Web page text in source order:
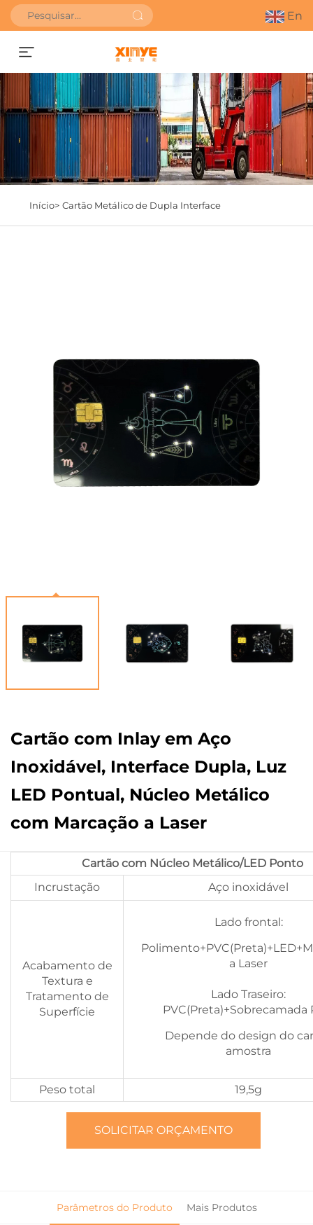
En
SOLICITAR ORÇAMENTO
Início> Cartão Metálico de Dupla Interface
Cartão com Inlay em Aço
Inoxidável, Interface Dupla, Luz
LED Pontual, Núcleo Metálico
com Marcação a Laser
Cartão com Núcleo Metálico/LED Ponto
Incrustação
Aço inoxidável
Acabamento de
Textura e
Tratamento de
Superfície
Lado frontal:
a Laser
Lado Traseiro:
PVC(Preta)+Sobrecamada
Depende do design do
amostra
Peso total 19,5g
SOLICITAR ORÇAMENTO
Parâmetros do Produto Mais Produtos